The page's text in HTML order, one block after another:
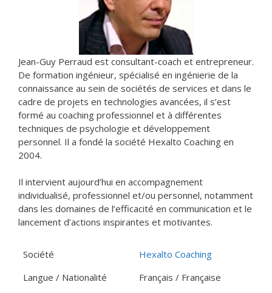
Jean-Guy Perraud est consultant-coach et entrepreneur.
De formation ingénieur, spécialisé en ingénierie de la
connaissance au sein de sociétés de services et dans le
cadre de projets en technologies avancées, il s’est
formé au coaching professionnel et à différentes
techniques de psychologie et développement
personnel. Il a fondé la société Hexalto Coaching en
2004.
Il intervient aujourd’hui en accompagnement
individualisé, professionnel et/ou personnel, notamment
dans les domaines de l’efficacité en communication et le
lancement d’actions inspirantes et motivantes.
Société
Hexalto Coaching
Langue / Nationalité
Français / Française